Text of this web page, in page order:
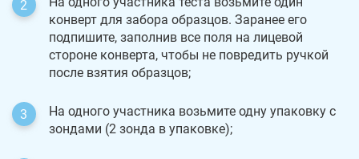
конверт для забора образцов. Заранее его
подпишите, заполнив все поля на лицевой
стороне конверта, чтобы не повредить ручкой
после взятия образцов;
На одного участника возьмите одну упаковку с
зондами (2 зонда в упаковке);